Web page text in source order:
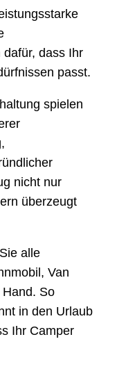
dass Ihr
passt.
spielen
nicht nur
überzeugt
alle
Van
So
in den Urlaub
Ihr Camper